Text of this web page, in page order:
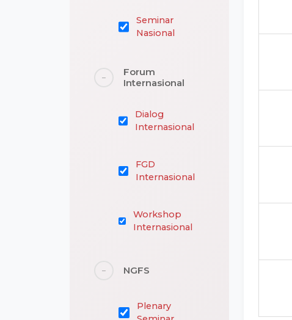
Seminar
Nasional
−
Forum
Internasional
Dialog
Internasional
FGD
Internasional
Workshop
Internasional
− NGFS
Plenary